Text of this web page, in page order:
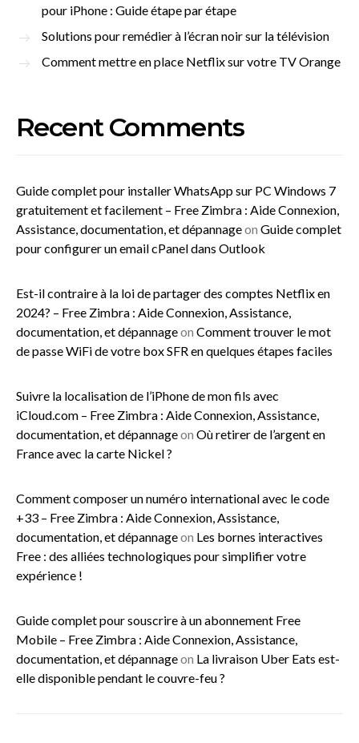
pour iPhone : Guide étape par étape
Solutions pour remédier à l’écran noir sur la télévision
Comment mettre en place Netflix sur votre TV Orange
Recent Comments
Guide complet pour installer WhatsApp sur PC Windows 7
gratuitement et facilement – Free Zimbra : Aide Connexion,
Assistance, documentation, et dépannageon Guide complet
pour configurer un email cPanel dans Outlook
Est-il contraire à la loi de partager des comptes Netflix en
2024? – Free Zimbra : Aide Connexion, Assistance,
documentation, et dépannageon Comment trouver le mot
de passe WiFi de votre box SFR en quelques étapes faciles
Suivre la localisation de l’iPhone de mon fils avec
iCloud.com – Free Zimbra : Aide Connexion, Assistance,
documentation, et dépannageon Où retirer de l’argent en
France avec la carte Nickel ?
Comment composer un numéro international avec le code
+33 – Free Zimbra : Aide Connexion, Assistance,
documentation, et dépannageon Les bornes interactives
Free : des alliées technologiques pour simplifier votre
expérience !
Guide complet pour souscrire à un abonnement Free
Mobile – Free Zimbra : Aide Connexion, Assistance,
documentation, et dépannageon La livraison Uber Eats est-
elle disponible pendant le couvre-feu ?